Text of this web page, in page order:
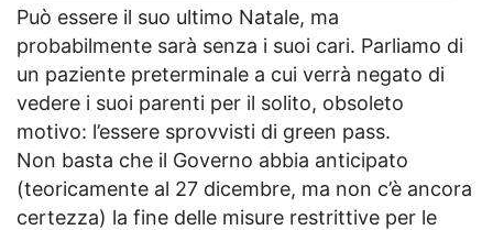
Può essere il suo ultimo Natale, ma
probabilmente sarà senza i suoi cari. Parliamo di
un paziente preterminale a cui verrà negato di
vedere i suoi parenti per il solito, obsoleto
motivo: l’essere sprovvisti di green pass.
Non basta che il Governo abbia anticipato
(teoricamente al 27 dicembre, ma non c’è ancora
certezza) la fine delle misure restrittive per le